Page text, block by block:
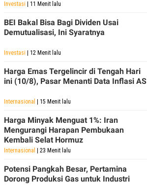
Investasi | 11 Menit lalu
BEI Bakal Bisa Bagi Dividen Usai
Demutualisasi, Ini Syaratnya
Investasi | 12 Menit lalu
Harga Emas Tergelincir di Tengah Hari
ini (10/8), Pasar Menanti Data Inflasi AS
Internasional | 15 Menit lalu
Harga Minyak Menguat 1%: Iran
Mengurangi Harapan Pembukaan
Kembali Selat Hormuz
Internasional | 23 Menit lalu
Potensi Pangkah Besar, Pertamina
Dorong Produksi Gas untuk Industri